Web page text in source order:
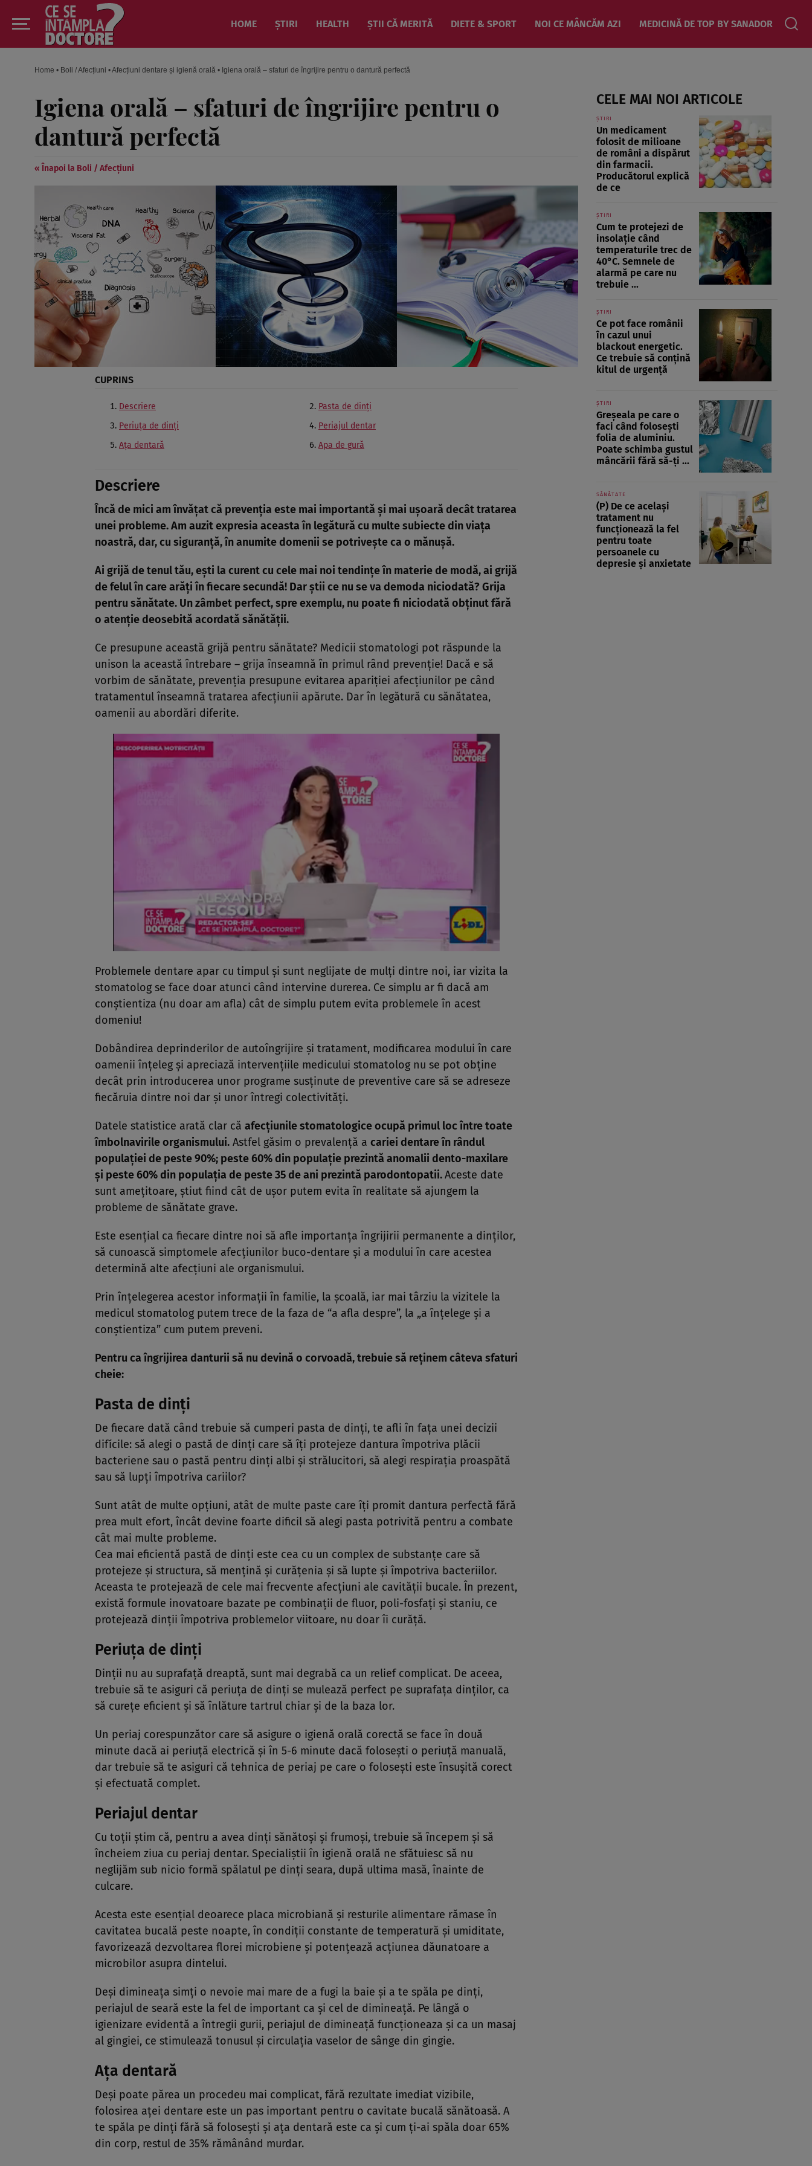
HOME ȘTIRI HEALTH ȘTII CĂ MERITĂ DIETE & SPORT NOI CE MÂNCĂM AZI MEDICINĂ DE TOP BY SANADOR
Home • Boli / Afecțiuni •Afecțiuni dentare și igienă orală • Igiena orală – sfaturi de îngrijire pentru o dantură perfectă
Igiena orală – sfaturi de îngrijire pentru o
dantură perfectă
« Înapoi la Boli / Afecțiuni
CUPRINS
Descriere
Pasta de dinţi
Periuţa de dinţi
Periajul dentar
Aţa dentară
Apa de gură
Descriere
Încă de mici am învăţat că prevenţia este mai importantă şi mai uşoară decât tratarea
unei probleme. Am auzit expresia aceasta în legătură cu multe subiecte din viaţa
noastră, dar, cu siguranţă, în anumite domenii se potriveşte ca o mănuşă.
Ai grijă de tenul tău, eşti la curent cu cele mai noi tendinţe în materie de modă, ai grijă
de felul în care arăţi în fiecare secundă! Dar ştii ce nu se va demoda niciodată? Grija
pentru sănătate. Un zâmbet perfect, spre exemplu, nu poate fi niciodată obţinut fără
o atenţie deosebită acordată sănătăţii.
Ce presupune această grijă pentru sănătate? Medicii stomatologi pot răspunde la
unison la această întrebare – grija înseamnă în primul rând prevenţie! Dacă e să
vorbim de sănătate, prevenţia presupune evitarea apariţiei afecţiunilor pe când
tratamentul înseamnă tratarea afecţiunii apărute. Dar în legătură cu sănătatea,
oamenii au abordări diferite.
Problemele dentare apar cu timpul şi sunt neglijate de mulţi dintre noi, iar vizita la
stomatolog se face doar atunci când intervine durerea. Ce simplu ar fi dacă am
conştientiza (nu doar am afla) cât de simplu putem evita problemele în acest
domeniu!
Dobândirea deprinderilor de autoîngrijire şi tratament, modificarea modului în care
oamenii înţeleg şi apreciază intervenţiile medicului stomatolog nu se pot obţine
decât prin introducerea unor programe susţinute de preventive care să se adreseze
fiecăruia dintre noi dar şi unor întregi colectivităţi.
Datele statistice arată clar că afecţiunile stomatologice ocupă primul loc între toate
îmbolnavirile organismului. Astfel găsim o prevalenţă a cariei dentare în rândul
populaţiei de peste 90%; peste 60% din populaţie prezintă anomalii dento-maxilare
şi peste 60% din populaţia de peste 35 de ani prezintă parodontopatii.Aceste date
sunt ameţitoare, ştiut fiind cât de uşor putem evita în realitate să ajungem la
probleme de sănătate grave.
Este esenţial ca fiecare dintre noi să afle importanţa îngrijirii permanente a dinţilor,
să cunoască simptomele afecţiunilor buco-dentare şi a modului în care acestea
determină alte afecţiuni ale organismului.
Prin înţelegerea acestor informaţii în familie, la şcoală, iar mai târziu la vizitele la
medicul stomatolog putem trece de la faza de “a afla despre”, la „a înţelege şi a
conştientiza” cum putem preveni.
Pentru ca îngrijirea danturii să nu devină o corvoadă, trebuie să reţinem câteva sfaturi
cheie:
Pasta de dinţi
De fiecare dată când trebuie să cumperi pasta de dinţi, te afli în faţa unei decizii
difícile: să alegi o pastă de dinţi care să îţi protejeze dantura împotriva plăcii
bacteriene sau o pastă pentru dinţi albi şi strălucitori, să alegi respiraţia proaspătă
sau să lupţi împotriva cariilor?
Sunt atât de multe opţiuni, atât de multe paste care îţi promit dantura perfectă fără
prea mult efort, încât devine foarte dificil să alegi pasta potrivită pentru a combate
cât mai multe probleme.
Cea mai eficientă pastă de dinţi este cea cu un complex de substanţe care să
protejeze şi structura, să menţină şi curăţenia şi să lupte şi împotriva bacteriilor.
Aceasta te protejează de cele mai frecvente afecţiuni ale cavităţii bucale. În prezent,
există formule inovatoare bazate pe combinaţii de fluor, poli-fosfaţi şi staniu, ce
protejează dinţii împotriva problemelor viitoare, nu doar îi curăţă.
Periuţa de dinţi
Dinţii nu au suprafaţă dreaptă, sunt mai degrabă ca un relief complicat. De aceea,
trebuie să te asiguri că periuţa de dinţi se mulează perfect pe suprafaţa dinţilor, ca
să cureţe eficient şi să înlăture tartrul chiar şi de la baza lor.
Un periaj corespunzător care să asigure o igienă orală corectă se face în două
minute dacă ai periuţă electrică şi în 5-6 minute dacă foloseşti o periuţă manuală,
dar trebuie să te asiguri că tehnica de periaj pe care o foloseşti este însuşită corect
şi efectuată complet.
Periajul dentar
Cu toţii ştim că, pentru a avea dinţi sănătoşi şi frumoşi, trebuie să începem şi să
încheiem ziua cu periaj dentar. Specialiştii în igienă orală ne sfătuiesc să nu
neglijăm sub nicio formă spălatul pe dinţi seara, după ultima masă, înainte de
culcare.
Acesta este esenţial deoarece placa microbiană şi resturile alimentare rămase în
cavitatea bucală peste noapte, în condiţii constante de temperatură şi umiditate,
favorizează dezvoltarea florei microbiene şi potenţează acţiunea dăunatoare a
microbilor asupra dintelui.
Deşi dimineaţa simţi o nevoie mai mare de a fugi la baie şi a te spăla pe dinţi,
periajul de seară este la fel de important ca şi cel de dimineaţă. Pe lângă o
igienizare evidentă a întregii gurii, periajul de dimineaţă funcţioneaza şi ca un masaj
al gingiei, ce stimulează tonusul şi circulaţia vaselor de sânge din gingie.
Aţa dentară
Deşi poate părea un procedeu mai complicat, fără rezultate imediat vizibile,
folosirea aţei dentare este un pas important pentru o cavitate bucală sănătoasă. A
te spăla pe dinţi fără să foloseşti şi aţa dentară este ca şi cum ţi-ai spăla doar 65%
din corp, restul de 35% rămânând murdar.
CELE MAI NOI ARTICOLE
ȘTIRI
Un medicament
folosit de milioane
de români a dispărut
din farmacii.
Producătorul explică
de ce
ȘTIRI
Cum te protejezi de
insolație când
temperaturile trec de
40°C. Semnele de
alarmă pe care nu
trebuie ...
ȘTIRI
Ce pot face românii
în cazul unui
blackout energetic.
Ce trebuie să conțină
kitul de urgență
ȘTIRI
Greșeala pe care o
faci când folosești
folia de aluminiu.
Poate schimba gustul
mâncării fără să-ți ...
SĂNĂTATE
(P) De ce același
tratament nu
funcționează la fel
pentru toate
persoanele cu
depresie și anxietate